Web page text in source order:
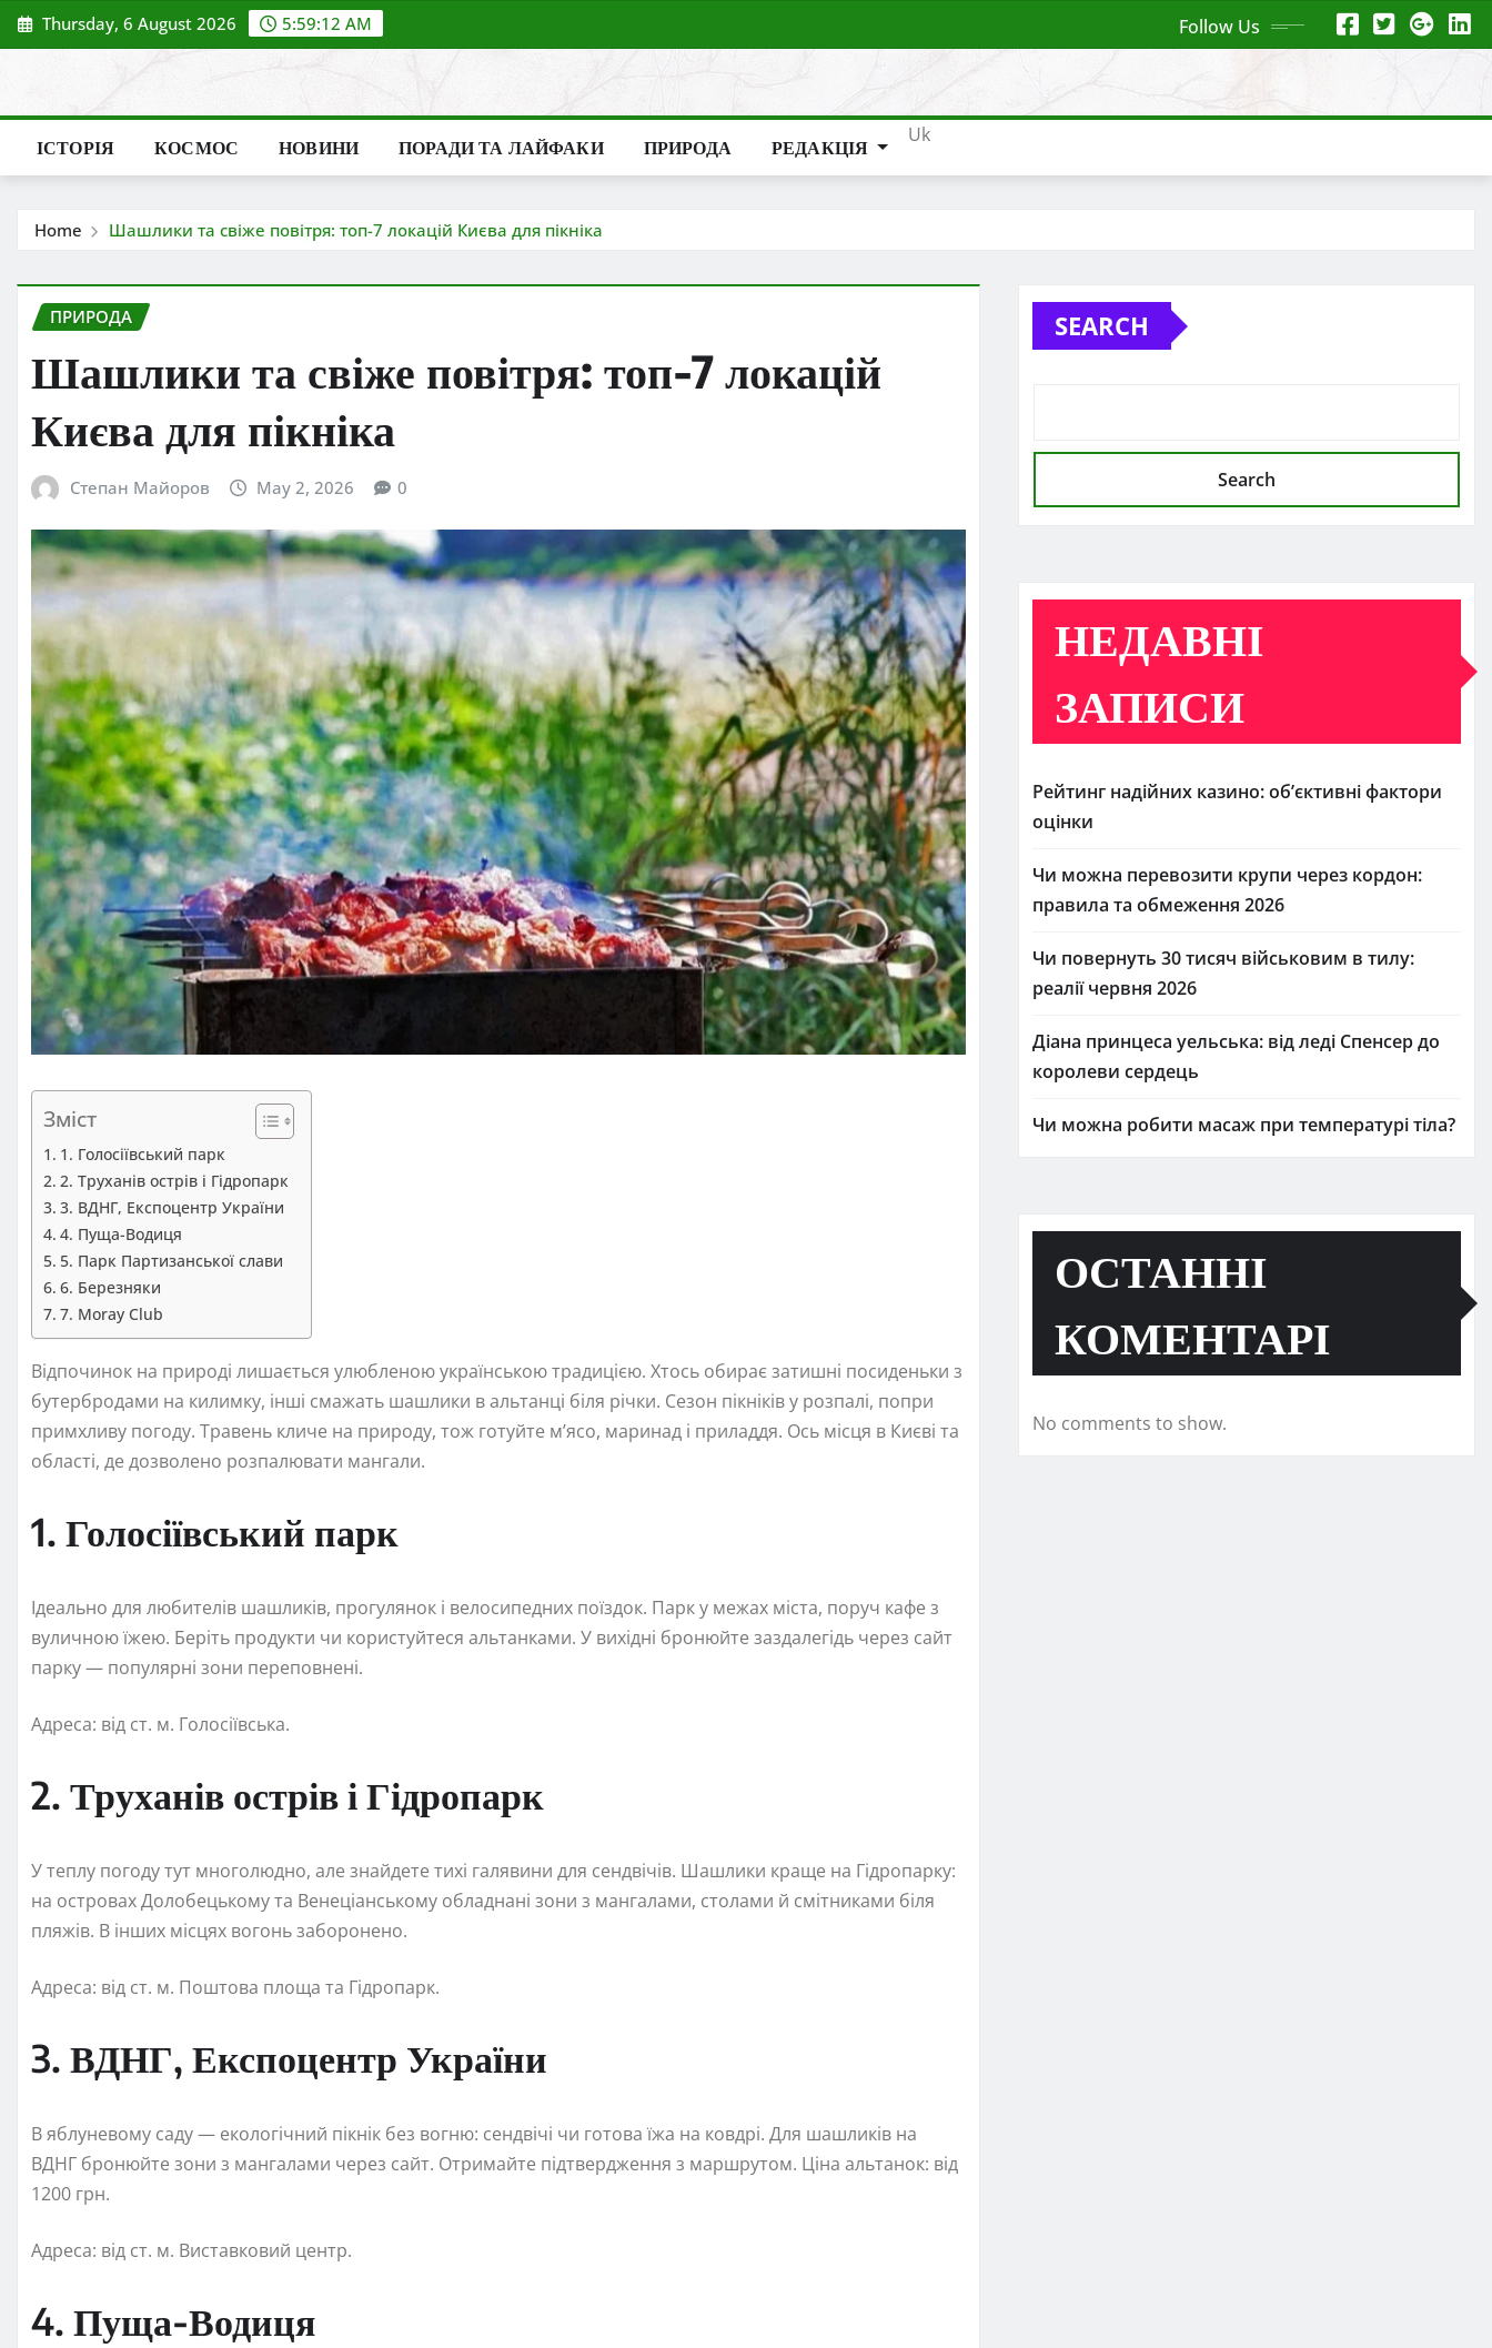
Skip
to
Thursday, 6 August 2026 5:59:14 AM Follow Us
ІСТОРІЯ КОСМОС НОВИНИ ПОРАДИ ТА ЛАЙФАКИ ПРИРОДА РЕДАКЦІЯ
Uk
Home Шашлики та свіже повітря: топ-7 локацій Києва для пікніка
ПРИРОДА
Шашлики та свіже повітря: топ-7 локацій
Києва для пікніка
Степан Майоров May 2, 2026 0
Зміст
1. Голосіївський парк
2. Труханів острів і Гідропарк
3. ВДНГ, Експоцентр України
4. Пуща-Водиця
5. Парк Партизанської слави
6. Березняки
7. Moray Club
Відпочинок на природі лишається улюбленою українською традицією. Хтось обирає затишні посиденьки з
бутербродами на килимку, інші смажать шашлики в альтанці біля річки. Сезон пікніків у розпалі, попри
примхливу погоду. Травень кличе на природу, тож готуйте м’ясо, маринад і приладдя. Ось місця в Києві та
області, де дозволено розпалювати мангали.
1. Голосіївський парк
Ідеально для любителів шашликів, прогулянок і велосипедних поїздок. Парк у межах міста, поруч кафе з
вуличною їжею. Беріть продукти чи користуйтеся альтанками. У вихідні бронюйте заздалегідь через сайт
парку — популярні зони переповнені.
Адреса: від ст. м. Голосіївська.
2. Труханів острів і Гідропарк
У теплу погоду тут многолюдно, але знайдете тихі галявини для сендвічів. Шашлики краще на Гідропарку:
на островах Долобецькому та Венеціанському обладнані зони з мангалами, столами й смітниками біля
пляжів. В інших місцях вогонь заборонено.
Адреса: від ст. м. Поштова площа та Гідропарк.
3. ВДНГ, Експоцентр України
В яблуневому саду — екологічний пікнік без вогню: сендвічі чи готова їжа на ковдрі. Для шашликів на
ВДНГ бронюйте зони з мангалами через сайт. Отримайте підтвердження з маршрутом. Ціна альтанок: від
1200 грн.
Адреса: від ст. м. Виставковий центр.
4. Пуща-Водиця
SEARCH
Search
НЕДАВНІ
ЗАПИСИ
Рейтинг надійних казино: об’єктивні фактори
оцінки
Чи можна перевозити крупи через кордон:
правила та обмеження 2026
Чи повернуть 30 тисяч військовим в тилу:
реалії червня 2026
Діана принцеса уельська: від леді Спенсер до
королеви сердець
Чи можна робити масаж при температурі тіла?
ОСТАННІ
КОМЕНТАРІ
No comments to show.